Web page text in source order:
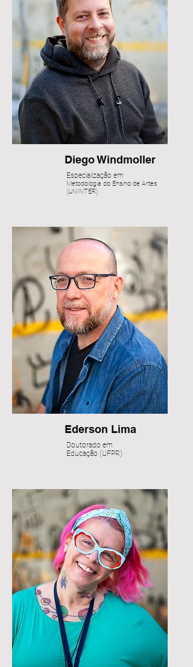
Diego Windmoller
Especialização em
Metodologia do Ensino de Artes
(UNINTER)
Ederson Lima
Doutorado em
Educação (UFPR)